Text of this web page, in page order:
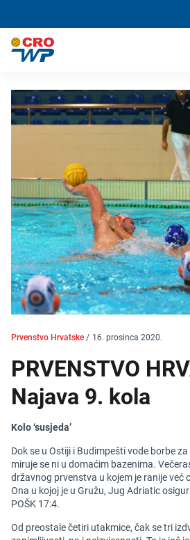
Prvenstvo Hrvatske / 16. prosinca 2020.
PRVENSTVO
Najava 9. kola
Kolo ‘susjeda’
Dok se u Ostiji i Budimpešti vode borbe
miruje se ni u domaćim bazenima.
državnog prvenstva u kojem je ranije već
Ona u kojoj je u Gružu, Jug Adriatic
POŠK 17:4.
Od preostale četiri utakmice, čak se tri